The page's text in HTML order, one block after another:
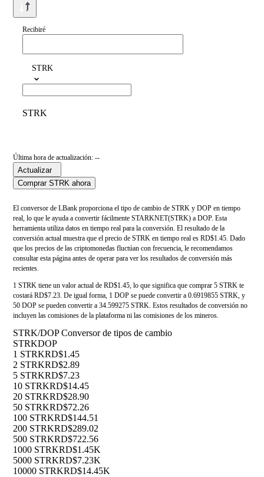
Recibiré
STRK
STRK
Última hora de actualización: --
Actualizar
Comprar STRK ahora
El conversor de LBank proporciona el tipo de cambio de STRK y DOP en tiempo
real, lo que le ayuda a convertir fácilmente STARKNET(STRK) a DOP. Esta
herramienta utiliza datos en tiempo real para la conversión. El resultado de la
conversión actual muestra que el precio de STRK en tiempo real es RD$1.45. Dado
que los precios de las criptomonedas fluctúan con frecuencia, le recomendamos
consultar esta página antes de operar para ver los resultados de conversión más
recientes.
1 STRK tiene un valor actual de RD$1.45, lo que significa que comprar 5 STRK te
costará RD$7.23. De igual forma, 1 DOP se puede convertir a 0.6919855 STRK, y
50 DOP se pueden convertir a 34.599275 STRK. Estos resultados de conversión no
incluyen las comisiones de la plataforma ni las comisiones de los mineros.
STRK/DOP Conversor de tipos de cambio
STRKDOP
1 STRKRD$1.45
2 STRKRD$2.89
5 STRKRD$7.23
10 STRKRD$14.45
20 STRKRD$28.90
50 STRKRD$72.26
100 STRKRD$144.51
200 STRKRD$289.02
500 STRKRD$722.56
1000 STRKRD$1.45K
5000 STRKRD$7.23K
10000 STRKRD$14.45K